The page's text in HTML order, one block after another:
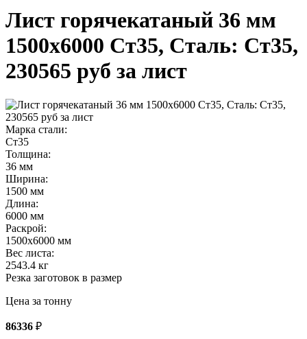
Лист горячекатаный 36 мм
1500х6000 Ст35, Сталь: Ст35,
230565 руб за лист
Марка стали:
Ст35
Толщина:
36 мм
Ширина:
1500 мм
Длина:
6000 мм
Раскрой:
1500х6000 мм
Вес листа:
2543.4 кг
Резка заготовок в размер
Цена за тонну
86336 ₽